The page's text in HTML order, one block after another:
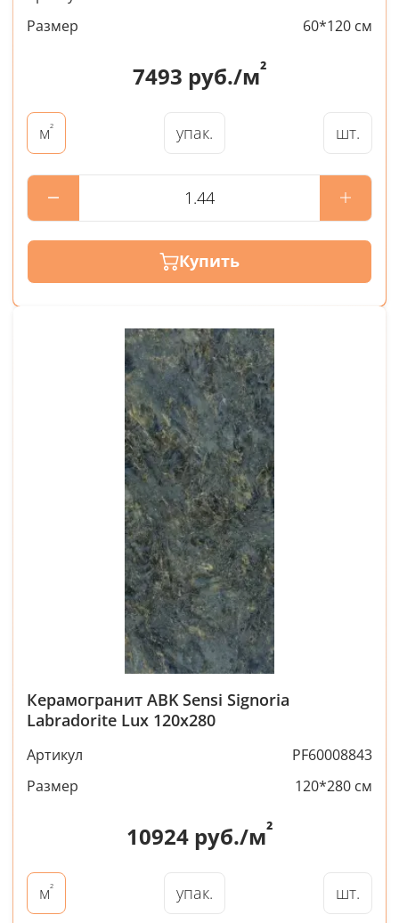
Размер
60*120 см
7493 руб./м²
м² упак. шт.
Купить
Керамогранит ABK Sensi Signoria
Labradorite Lux 120x280
Артикул
PF60008843
Размер
120*280 см
10924руб./м²
м² упак. шт.